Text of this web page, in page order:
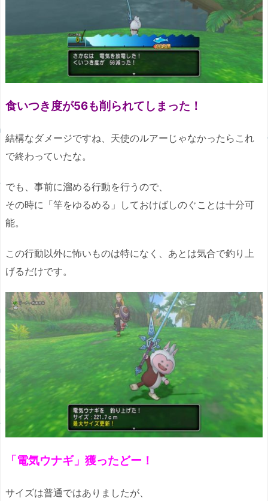
食いつき度が56も削られてしまった！
結構なダメージですね、天使のルアーじゃなかったらこれ
で終わっていたな。
でも、事前に溜める行動を行うので、
その時に「竿をゆるめる」しておけばしのぐことは十分可
能。
この行動以外に怖いものは特になく、あとは気合で釣り上
げるだけです。
「電気ウナギ」獲ったどー！
サイズは普通ではありましたが、